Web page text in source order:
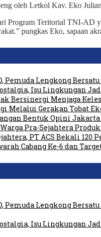
oleh Letkol Kav. Eko
Program Teritorial TNI-AD
pungkas Eko, sapaan
Pemuda Lengkong
Isu Lingkungan
Bersinergi Menjaga
Melalui Gerakan Tobat
Bentuk Opini
Pra-Sejahtera
PT ACS Bekali
Cabang Ke-6 dan
Pemuda Lengkong
Isu Lingkungan